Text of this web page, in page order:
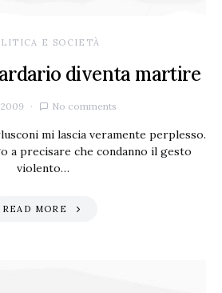
E SOCIETÀ
diventa martire
No comments
mi lascia veramente perplesso.
a precisare che condanno il gesto
violento…
READ MORE